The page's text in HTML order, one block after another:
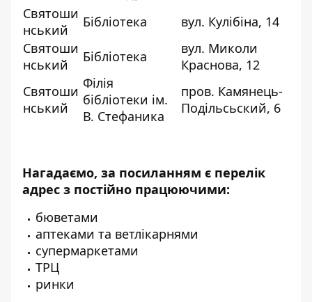
Святоши
нський
Бібліотека
вул. Кулібіна, 14
Святоши
нський
Бібліотека
вул. Миколи
Краснова, 12
Святоши
нський
Філія
бібліотеки ім.
В. Стефаника
пров. Камянець-
Подільсьский, 6
Нагадаємо, за посиланням є перелік
адрес з постійно працюючими:
бюветами
аптеками та ветлікарнями
супермаркетами
ТРЦ
ринки